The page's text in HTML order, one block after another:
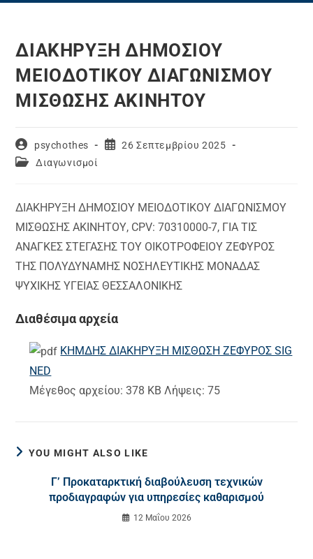
ΔΙΑΚΗΡΥΞΗ ΔΗΜΟΣΙΟΥ
ΜΕΙΟΔΟΤΙΚΟΥ ΔΙΑΓΩΝΙΣΜΟΥ
ΜΙΣΘΩΣΗΣ ΑΚΙΝΗΤΟΥ
Post
author:
psychothes
Post26 Σεπτεμβρίου 2025
PostΔιαγωνισμοί
ΔΙΑΚΗΡΥΞΗ ΔΗΜΟΣΙΟΥ ΜΕΙΟΔΟΤΙΚΟΥ ΔΙΑΓΩΝΙΣΜΟΥ
ΜΙΣΘΩΣΗΣ ΑΚΙΝΗΤΟΥ, CPV: 70310000-7, ΓΙΑ ΤΙΣ
ΑΝΑΓΚΕΣ ΣΤΕΓΑΣΗΣ ΤΟΥ ΟΙΚΟΤΡΟΦΕΙΟΥ ΖΕΦΥΡΟΣ
ΤΗΣ ΠΟΛΥΔΥΝΑΜΗΣ ΝΟΣΗΛΕΥΤΙΚΗΣ ΜΟΝΑΔΑΣ
ΨΥΧΙΚΗΣ ΥΓΕΙΑΣ ΘΕΣΣΑΛΟΝΙΚΗΣ
Διαθέσιμα αρχεία
ΚΗΜΔΗΣ ΔΙΑΚΗΡΥΞΗ ΜΙΣΘΩΣΗ ΖΕΦΥΡΟΣ SIG
NED
Μέγεθος αρχείου: 378 KB Λήψεις: 75
YOU MIGHT ALSO LIKE
Γ’ Προκαταρκτική διαβούλευση τεχνικών
προδιαγραφών για υπηρεσίες καθαρισμού
12 Μαΐου 2026